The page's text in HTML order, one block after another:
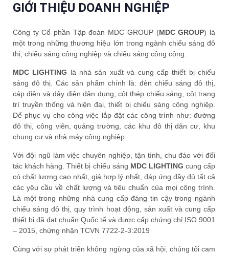
GIỚI THIỆU DOANH NGHIỆP
Công ty Cổ phần Tập đoàn MDC GROUP (MDC GROUP) là
một trong những thương hiệu lớn trong ngành chiếu sáng đô
thị, chiếu sáng công nghiệp và chiếu sáng công cộng.
MDC LIGHTING là nhà sản xuất và cung cấp thiết bị chiếu
sáng đô thị. Các sản phẩm chính là: đèn chiếu sáng đô thị,
cáp điện và dây điện dân dụng, cột thép chiếu sáng, cột trang
trí truyền thống và hiện đại, thiết bị chiếu sáng công nghiệp.
Để phục vụ cho công việc lắp đặt các công trình như: đường
đô thị, công viên, quảng trường, các khu đô thị dân cư, khu
chung cư và nhà máy công nghiệp.
Với đội ngũ làm việc chuyên nghiệp, tận tình, chu đáo với đối
tác khách hàng. Thiết bị chiếu sáng MDC LIGHTING cung cấp
có chất lượng cao nhất, giá hợp lý nhất, đáp ứng đầy đủ tất cả
các yêu cầu về chất lượng và tiêu chuẩn của mọi công trình.
Là một trong những nhà cung cấp đáng tin cậy trong ngành
chiếu sáng đô thị, quy trình hoạt động, sản xuất và cung cấp
thiết bị đã đạt chuẩn Quốc tế và được cấp chứng chỉ ISO 9001
– 2015, chứng nhận TCVN 7722-2-3:2019
Cùng với sự phát triển không ngừng của xã hội, chúng tôi cam